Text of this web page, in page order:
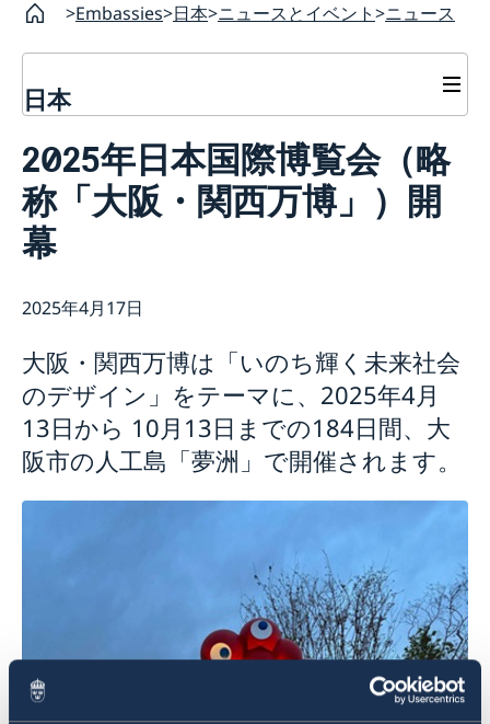
Embassies 日本 ニュースとイベント ニュース
日本
スウェーデン大使館について
ヴィクトリア・リー大使
スタッフ
科学イノベーション部 (OSI)
商務部・投資部
大使館の建築
ニュースとイベント
ニュース
スウェーデン大使館関連のイベントはこちらをご覧くだ
スウェーデン大使館への後援名義使用申請について
2025年日本国際博覧会（略
称「大阪・関西万博」）開
幕
2025年4月17日
大阪・関西万博は「いのち輝く未来社会
のデザイン」をテーマに、2025年4月
13日から 10月13日までの184日間、大
阪市の人工島「夢洲」で開催されます。